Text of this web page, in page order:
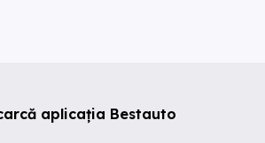
aplicația Bestauto